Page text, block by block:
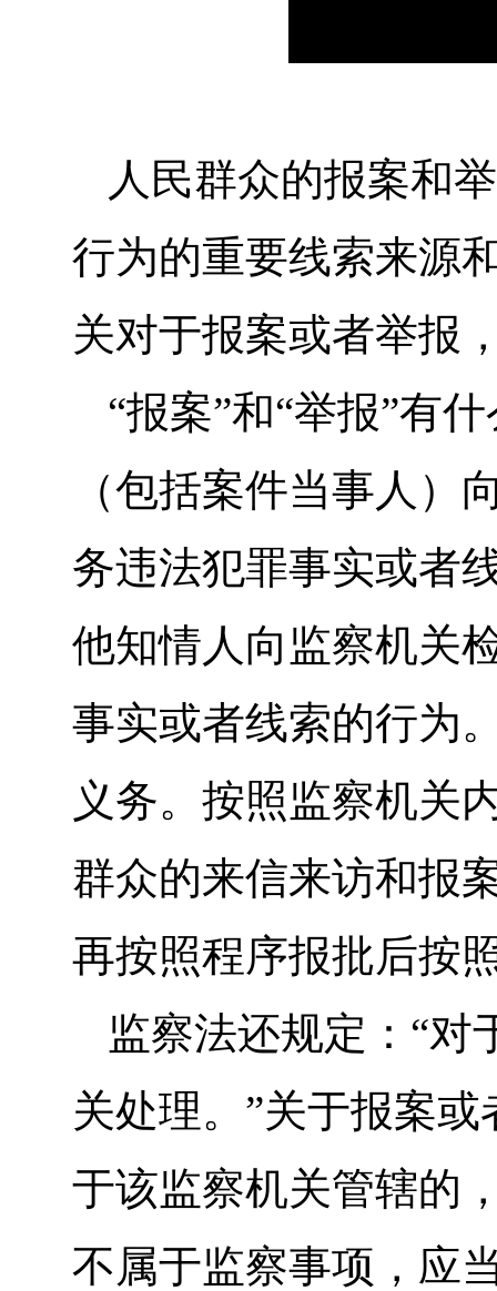
人民群众的报案和
行为的重要线索来源
关对于报案或者举报
“报案”和“举报”有
（包括案件当事人）
务违法犯罪事实或者
他知情人向监察机关
事实或者线索的行为
义务。按照监察机关
群众的来信来访和报
再按照程序报批后按
监察法还规定：“对
关处理。”关于报案
于该监察机关管辖的
不属于监察事项，应